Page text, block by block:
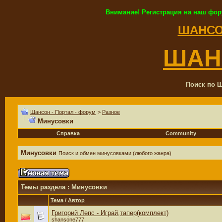
Внимание! Регистрация на наш
Поиск по
Шансон - Портал - форум > Разное
Минусовки
Справка Community
Минусовки Поиск и обмен минусовками (любого жанра)
Темы раздела: Минусовки
Тема / Автор
Григорий Лепс - Играй,тапер(комплект)
shansone777